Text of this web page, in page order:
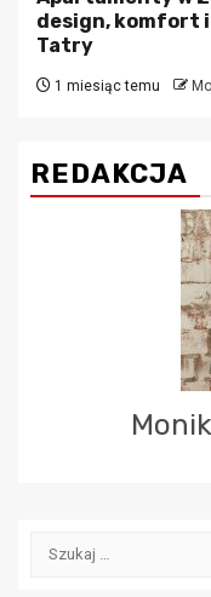
design, komfort i
Tatry
1 miesiąc temu
REDAKCJA
Szukaj: